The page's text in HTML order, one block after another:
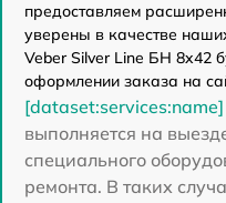
предоставляем
уверены в качестве
Veber Silver Line БН 8x42
оформлении заказа на
выполняется на
специального
ремонта. В таких